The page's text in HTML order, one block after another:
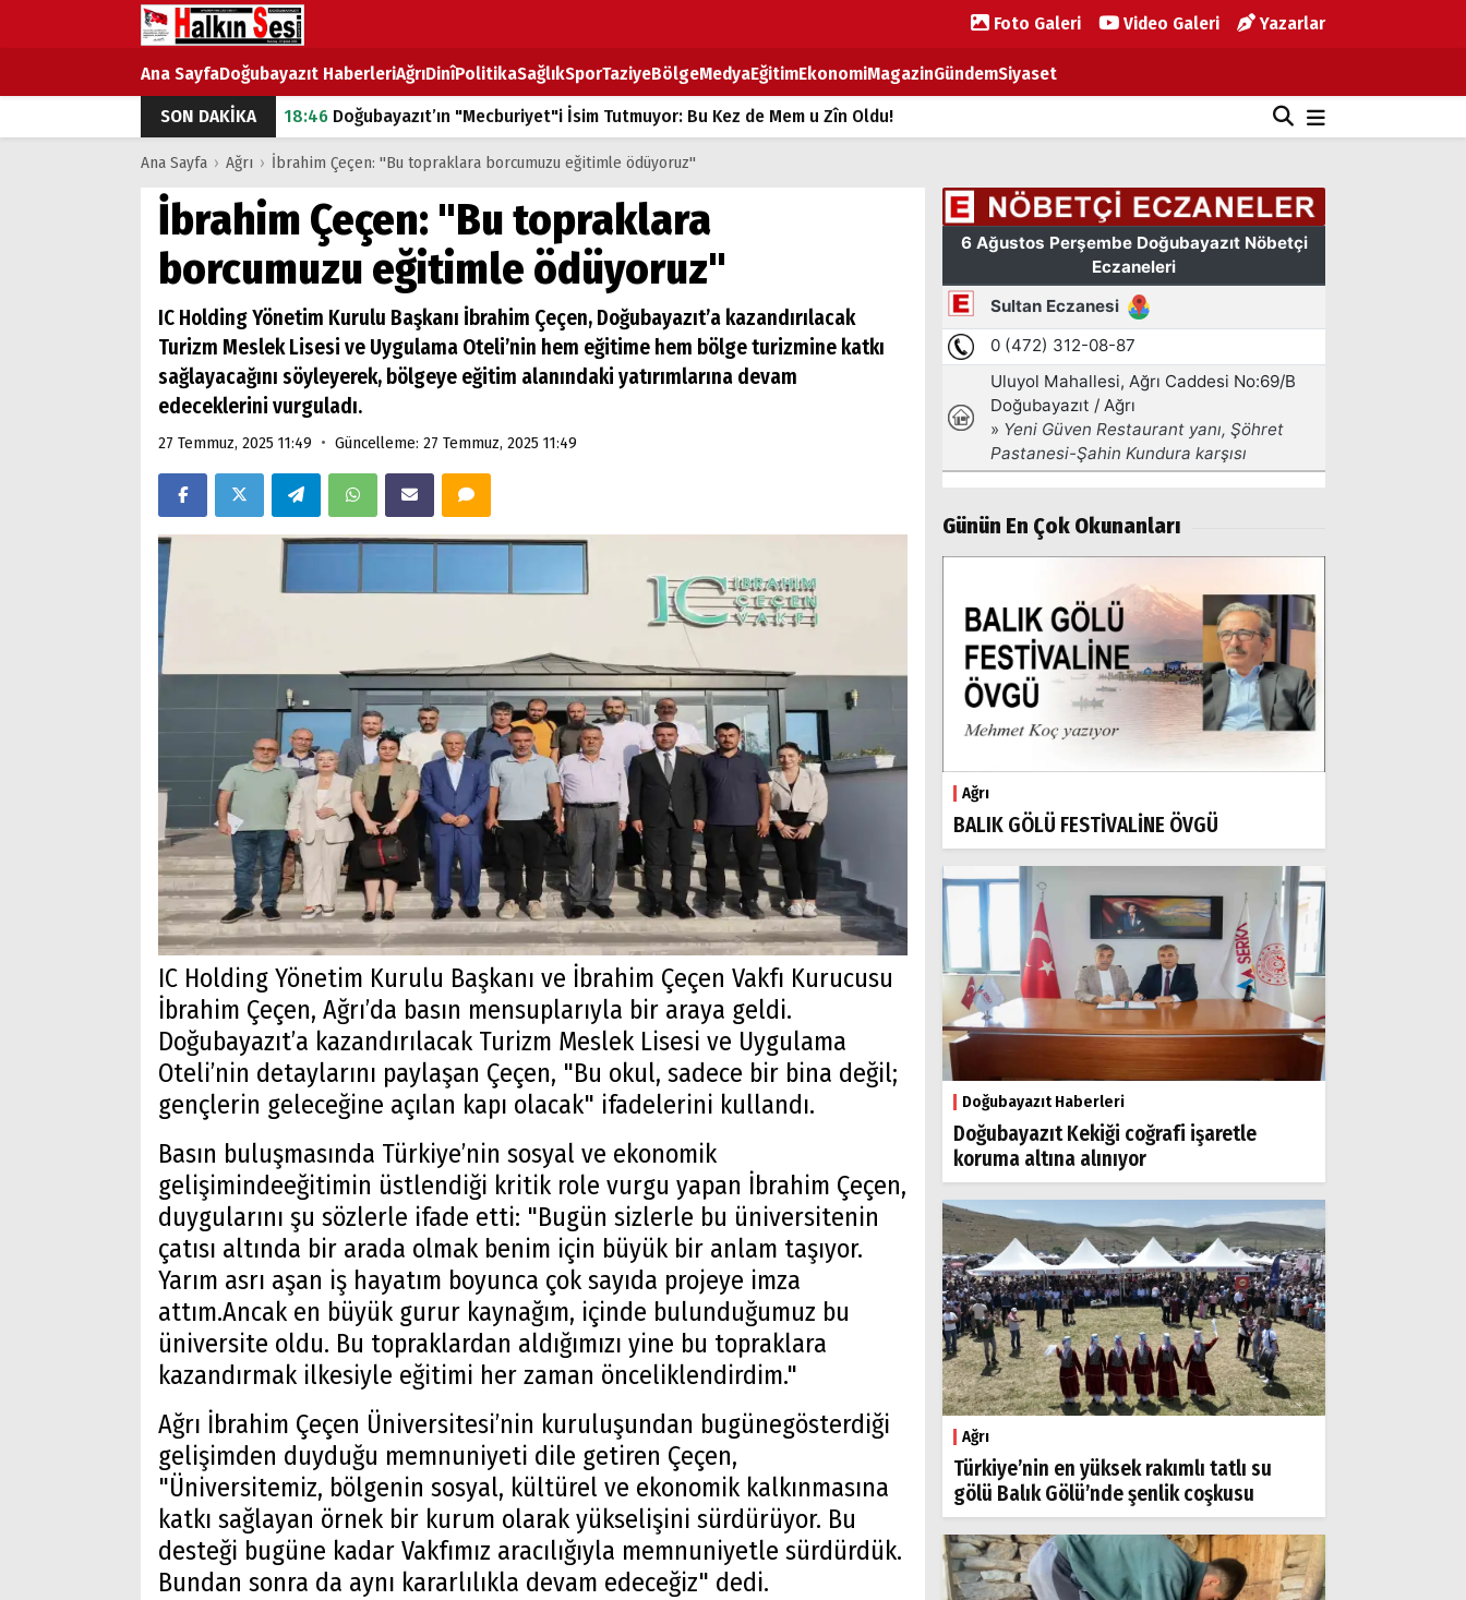
Foto Galeri Video Galeri Yazarlar
Ana SayfaDoğubayazıt HaberleriAğrıDinîPolitikaSağlıkSporTaziyeBölgeMedyaEğitimEkonomiMagazinGündemSiyaset
SON DAKİKA
18:46 Doğubayazıt’ın "Mecburiyet"i İsim Tutmuyor: Bu Kez de Mem u Zîn Oldu!
07:53 Doğubayazıt’ta Ekmek Fiyatlarına Zam
07:16Doğubayazıt'ta çocukların sırtındaki ağır yük
07:00DEVLET ve HÜKÜMET
18:29ÇARŞI CADDESİ YAZ BOZ TAHTASI
Ana Sayfa › Ağrı › İbrahim Çeçen: "Bu topraklara borcumuzu eğitimle ödüyoruz"
İbrahim Çeçen: "Bu topraklara
borcumuzu eğitimle ödüyoruz"
IC Holding Yönetim Kurulu Başkanı İbrahim Çeçen, Doğubayazıt’a kazandırılacak
Turizm Meslek Lisesi ve Uygulama Oteli’nin hem eğitime hem bölge turizmine katkı
sağlayacağını söyleyerek, bölgeye eğitim alanındaki yatırımlarına devam
edeceklerini vurguladı.
27 Temmuz, 2025 11:49 • Güncelleme: 27 Temmuz, 2025 11:49
IC Holding Yönetim Kurulu Başkanı ve İbrahim Çeçen Vakfı Kurucusu
İbrahim Çeçen, Ağrı’da basın mensuplarıyla bir araya geldi.
Doğubayazıt’a kazandırılacak Turizm Meslek Lisesi ve Uygulama
Oteli’nin detaylarını paylaşan Çeçen, "Bu okul, sadece bir bina değil;
gençlerin geleceğine açılan kapı olacak" ifadelerini kullandı.
Basın buluşmasında Türkiye’nin sosyal ve ekonomik
gelişimindeeğitimin üstlendiği kritik role vurgu yapan İbrahim Çeçen,
duygularını şu sözlerle ifade etti: "Bugün sizlerle bu üniversitenin
çatısı altında bir arada olmak benim için büyük bir anlam taşıyor.
Yarım asrı aşan iş hayatım boyunca çok sayıda projeye imza
attım.Ancak en büyük gurur kaynağım, içinde bulunduğumuz bu
üniversite oldu. Bu topraklardan aldığımızı yine bu topraklara
kazandırmak ilkesiyle eğitimi her zaman önceliklendirdim."
Ağrı İbrahim Çeçen Üniversitesi’nin kuruluşundan bugünegösterdiği
gelişimden duyduğu memnuniyeti dile getiren Çeçen,
"Üniversitemiz, bölgenin sosyal, kültürel ve ekonomik kalkınmasına
katkı sağlayan örnek bir kurum olarak yükselişini sürdürüyor. Bu
desteği bugüne kadar Vakfımız aracılığıyla memnuniyetle sürdürdük.
Bundan sonra da aynı kararlılıkla devam edeceğiz" dedi.
Günün En Çok Okunanları
Ağrı
BALIK GÖLÜ FESTİVALİNE ÖVGÜ
Doğubayazıt Haberleri
Doğubayazıt Kekiği coğrafi işaretle
koruma altına alınıyor
Ağrı
Türkiye’nin en yüksek rakımlı tatlı su
gölü Balık Gölü’nde şenlik coşkusu